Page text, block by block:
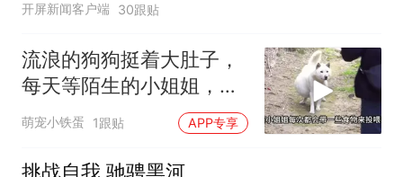
开屏新闻客户端 30跟贴
流浪的狗狗挺着大肚子，
每天等陌生的小姐姐，得
知原因后泪目了
萌宠小铁蛋 1跟贴 APP专享
挑战自我 驰骋黑河